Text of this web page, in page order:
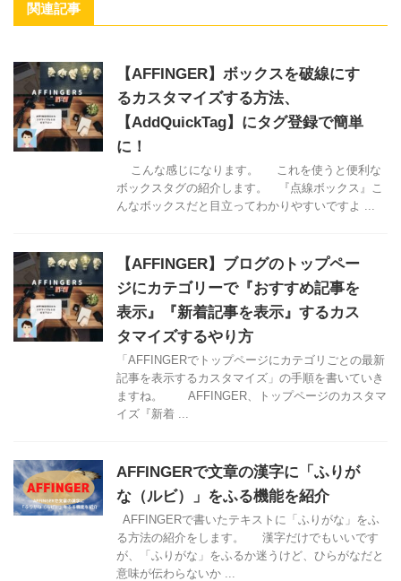
関連記事
【AFFINGER】ボックスを破線にす
るカスタマイズする方法、
【AddQuickTag】にタグ登録で簡単
に！
こんな感じになります。 これを使うと便利な
ボックスタグの紹介します。 『点線ボックス』こ
んなボックスだと目立ってわかりやすいですよ ...
【AFFINGER】ブログのトップペー
ジにカテゴリーで『おすすめ記事を
表示』『新着記事を表示』するカス
タマイズするやり方
「AFFINGERでトップページにカテゴリごとの最新
記事を表示するカスタマイズ」の手順を書いていき
ますね。 AFFINGER、トップページのカスタマ
イズ『新着 ...
AFFINGERで文章の漢字に「ふりが
な（ルビ）」をふる機能を紹介
AFFINGERで書いたテキストに「ふりがな」をふ
る方法の紹介をします。 漢字だけでもいいです
が、「ふりがな」をふるか迷うけど、ひらがなだと
意味が伝わらないか ...